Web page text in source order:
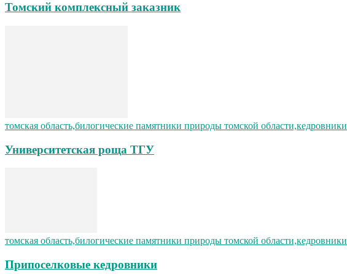
Томский комплексный заказник
томская область,билогические памятники природы томской области,кедровники
Университетская роща ТГУ
томская область,билогические памятники природы томской области,кедровники
Припоселковые кедровники